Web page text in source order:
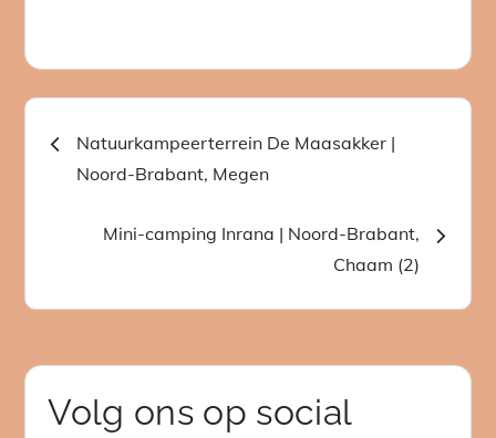
Bericht
navigatie
Natuurkampeerterrein De Maasakker |
Noord-Brabant, Megen
Mini-camping Inrana | Noord-Brabant,
Chaam (2)
Volg ons op social